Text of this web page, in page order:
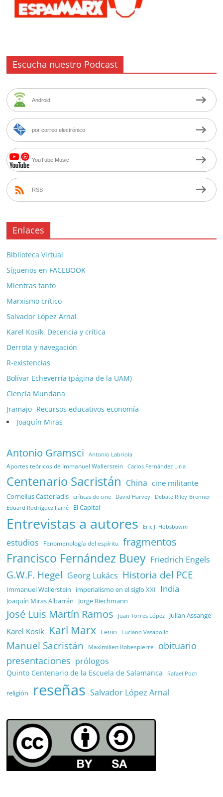
Escucha nuestro Podcast
Android
por correo electrónico
YouTube Music
RSS
Enlaces
Biblioteca Virtual
Síguenos en FACEBOOK
Mientras tanto
Marxismo crítico
Salvador López Arnal
Karel Kosík. Decencia y crítica
Derrota y navegación
R-existencias
Bolívar Echeverría (página de la UAM)
Ciencía Mundana
Jramajo- Recursos educativos economía
Joaquín Miras
Antonio Gramsci Antonio Labriola
Aportes teóricos de Immanuel Wallerstein Carlos Fernández Liria
Centenario Sacristán China cine militante
Cornelius Castoriadis críticas de cine David Harvey Debate Riley-Brenner
Eduard Rodríguez Farré El Capital
Entrevistas a autores Eric J. Hobsbawm
estudios Fenomenología del espíritu fragmentos
Francisco Fernández Buey Friedrich Engels
G.W.F. Hegel Georg Lukács Historia del PCE
Immanuel Wallerstein imperialismo en el siglo XXI India
Joaquín Miras Albarrán Jorge Riechmann
José Luis Martín Ramos Juan Torres López Julian Assange
Karel Kosík Karl Marx Lenin Luciano Vasapollo
Manuel Sacristán Maximilien Robespierre
obituario
presentaciones prólogos
Quinto Centenario de la Escuela de Salamanca Rafael Poch
religión reseñas Salvador López Arnal